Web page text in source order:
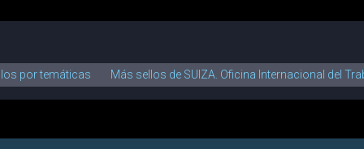
por temáticas Más sellos de SUIZA. Oficina Internacional del